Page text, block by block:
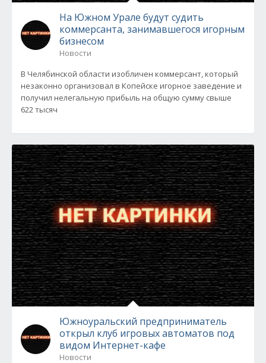
На Южном Урале будут судить
коммерсанта, занимавшегося игорным
бизнесом
Новости
В Челябинской области изобличен коммерсант, который
незаконно организовал в Копейске игорное заведение и
получил нелегальную прибыль на общую сумму свыше
622 тысяч
Южноуральский предприниматель
открыл клуб игровых автоматов под
видом Интернет-кафе
Новости